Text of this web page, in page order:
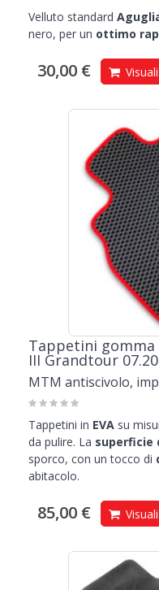
Velluto standard
nero, per un ottimo
30,00 €
Tappetini gomma
III Grandtour
MTM antiscivolo,
Tappetini in EVA su
da pulire. La superficie
sporco, con un tocco di
abitacolo.
85,00 €